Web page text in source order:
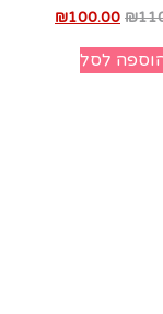
₪
₪100.00
לסל